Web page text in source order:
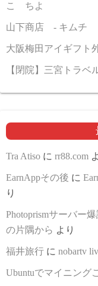
こゝちよ
山下商店 - キムチ
大阪梅田アイギフト
【閉院】三宮トラベ
Tra Atiso に rr88.com
EarnAppその後 に
り
Photoprismサーバー爆
の片隅から より
福井旅行 に nobartv
Ubuntuでマイニング